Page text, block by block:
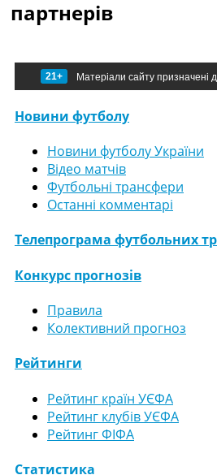
партнерів
21+ Матеріали сайту призначені
Новини футболу
Новини футболу України
Відео матчів
Футбольні трансфери
Останні комментарі
Телепрограма футбольних
Конкурс прогнозів
Правила
Колективний прогноз
Рейтинги
Рейтинг країн УЄФА
Рейтинг клубів УЄФА
Рейтинг ФІФА
Статистика